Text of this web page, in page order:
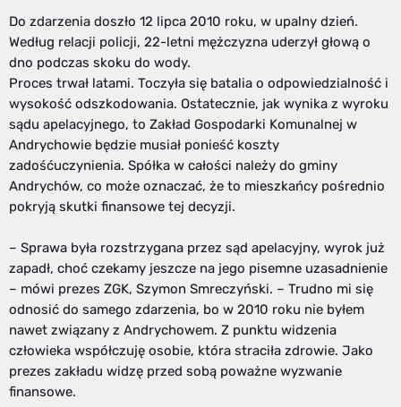
Do zdarzenia doszło 12 lipca 2010 roku, w upalny dzień.
Według relacji policji, 22-letni mężczyzna uderzył głową o
dno podczas skoku do wody.
Proces trwał latami. Toczyła się batalia o odpowiedzialność i
wysokość odszkodowania. Ostatecznie, jak wynika z wyroku
sądu apelacyjnego, to Zakład Gospodarki Komunalnej w
Andrychowie będzie musiał ponieść koszty
zadośćuczynienia. Spółka w całości należy do gminy
Andrychów, co może oznaczać, że to mieszkańcy pośrednio
pokryją skutki finansowe tej decyzji.
– Sprawa była rozstrzygana przez sąd apelacyjny, wyrok już
zapadł, choć czekamy jeszcze na jego pisemne uzasadnienie
– mówi prezes ZGK, Szymon Smreczyński. – Trudno mi się
odnosić do samego zdarzenia, bo w 2010 roku nie byłem
nawet związany z Andrychowem. Z punktu widzenia
człowieka współczuję osobie, która straciła zdrowie. Jako
prezes zakładu widzę przed sobą poważne wyzwanie
finansowe.